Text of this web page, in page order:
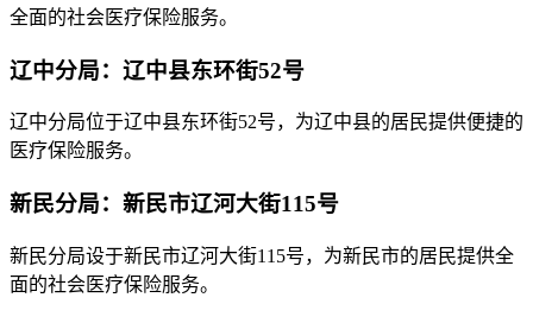
全面的社会医疗保险服务。
辽中分局：辽中县东环街52号
辽中分局位于辽中县东环街52号，为辽中县的居民提供便捷的
医疗保险服务。
新民分局：新民市辽河大街115号
新民分局设于新民市辽河大街115号，为新民市的居民提供全
面的社会医疗保险服务。